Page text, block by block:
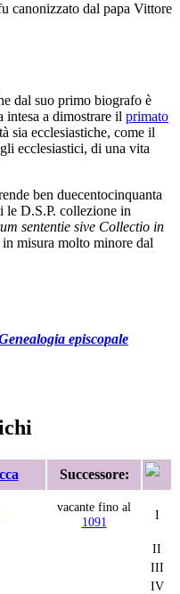
canonizzato dal papa Vittore
dal suo primo biografo è
a dimostrare il primato
sia ecclesiastiche, come il
ecclesiastici, di una vita
ben duecentocinquanta
le D.S.P. collezione in
sententie sive Collectio in
misura molto minore dal
episcopale
Successore:
vacante fino al
1091
I
II
III
IV